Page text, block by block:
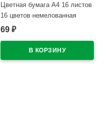
Цветная бумага А4 16 листов
16 цветов немелованная
двухсторонняя Hatber
арт.16Бц4_36117
69 ₽